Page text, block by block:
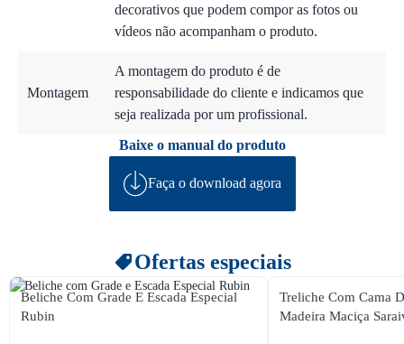
decorativos que podem compor as fotos ou
vídeos não acompanham o produto.
Montagem
A montagem do produto é de
responsabilidade do cliente e indicamos que
seja realizada por um profissional.
Baixe o manual do produto
Faça o download agora
Ofertas especiais
Beliche Com Grade E Escada Especial
Rubin
Treliche Com Cama
Madeira Maciça